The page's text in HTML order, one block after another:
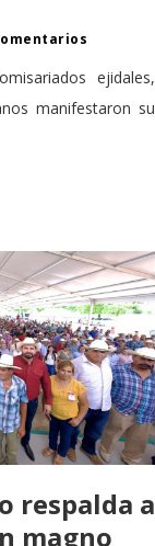
ejidales,
manifestaron su
respalda a
magno